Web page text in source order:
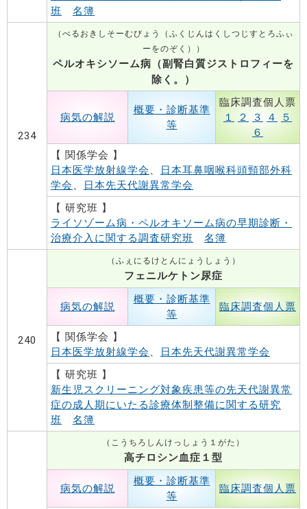
班
名簿
234
（べるおきしそーむびょう（ふくじんはくしつじすとろふぃ
ーをのぞく））
ペルオキシソーム病（副腎白質ジストロフィーを
除く。）
病気の解説
概要・診断基準
等
臨床調査個人票
１
２ ３ ４
５
６
【 関係学会 】
日本医学放射線学会 、
日本耳鼻咽喉科頭頸部外科
学会 、
日本先天代謝異常学会
【 研究班 】
ライソゾーム病・ペルオキソーム病の早期診断・
治療介入に関する調査研究班
名簿
240
（ふぇにるけとんにょうしょう）
フェニルケトン尿症
病気の解説
概要・診断基準
等
臨床調査個人票
【 関係学会 】
日本医学放射線学会 、
日本先天代謝異常学会
【 研究班 】
新生児スクリーニング対象疾患等の先天代謝異常
症の成人期にいたる診療体制整備に関する研究
班
名簿
（こうちろしんけっしょう１がた）
高チロシン血症１型
病気の解説
概要・診断基準
等
臨床調査個人票